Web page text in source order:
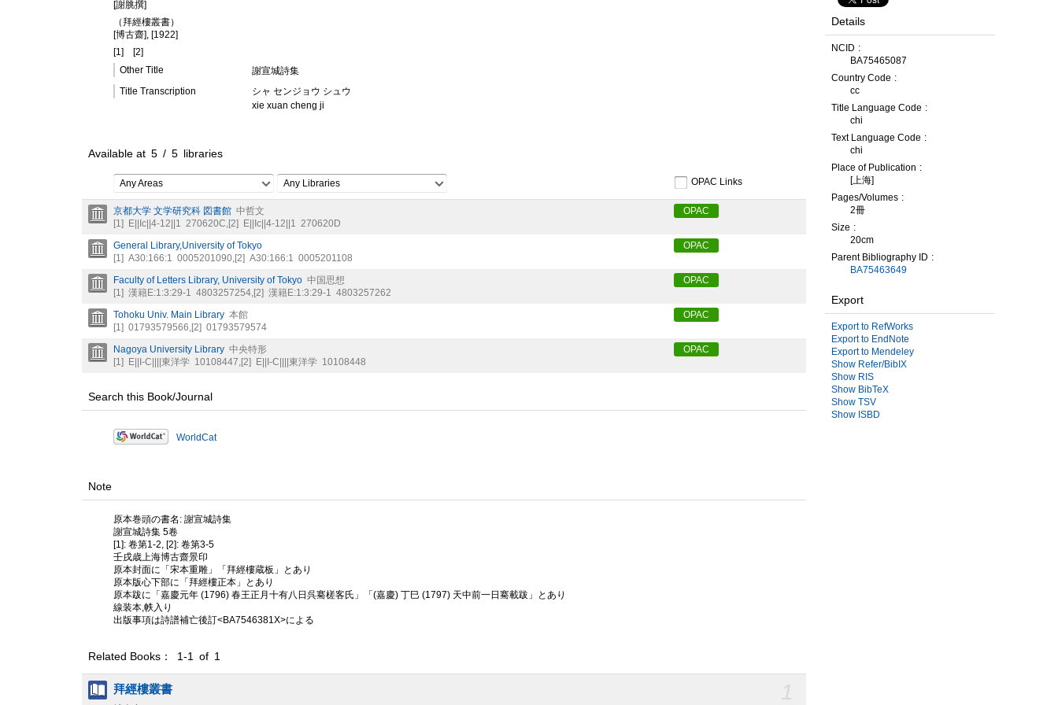
[謝脁撰]
（拜經樓叢書）
[博古齋], [1922]
[1]
[2]
Other Title
謝宣城詩集
Title Transcription
シャ センジョウ シュウ
xie xuan cheng ji
Available at 5 / 5 libraries
Any Areas Any Libraries OPAC Links
京都大学 文学研究科 図書館 中哲文
[1]
E||Ic||4-12||1 270620C,[2] E||Ic||4-12||1 270620D
OPAC
General Library,University of Tokyo
[1] A30:166:1 0005201090,[2] A30:166:1 0005201108
OPAC
Faculty of Letters Library, University of Tokyo 中国思想
[1] 漢籍E:1:3:29-1 4803257254,[2] 漢籍E:1:3:29-1 4803257262
OPAC
Tohoku Univ. Main Library 本館
[1] 01793579566,[2] 01793579574
OPAC
Nagoya University Library 中央特形
[1]
E||I-C||||東洋学 10108447,[2] E||I-C||||東洋学 10108448
OPAC
Search this Book/Journal
WorldCat
Note
原本巻頭の書名: 謝宣城詩集
謝宣城詩集 5卷
[1]: 卷第1-2, [2]: 卷第3-5
壬戌歳上海博古齋景印
原本封面に「宋本重雕」「拜經樓蔵板」とあり
原本版心下部に「拜經樓正本」とあり
原本跋に「嘉慶元年 (1796) 春王正月十有八日呉騫槎客氏」「(嘉慶) 丁巳 (1797) 天中前一日騫載跋」とあり
線装本,帙入り
出版事項は詩譜補亡後訂<BA7546381X>による
Related Books： 1-1 of 1
拜經樓叢書
Details
NCID
BA75465087
Country Code
cc
Title Language Code
chi
Text Language Code
chi
Place of Publication
[上海]
Pages/Volumes
2冊
Size
20cm
Parent Bibliography ID
BA75463649
Export
Export to RefWorks
Export to EndNote
Export to Mendeley
Show Refer/BibIX
Show RIS
Show BibTeX
Show TSV
Show ISBD